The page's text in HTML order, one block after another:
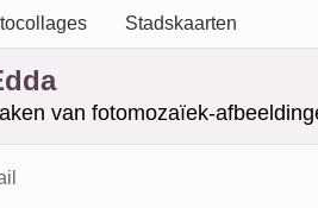
Stadskaarten
van fotomozaïek-